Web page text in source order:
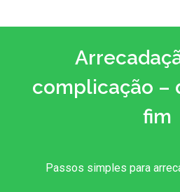
complicação –
fim
Passos simples para